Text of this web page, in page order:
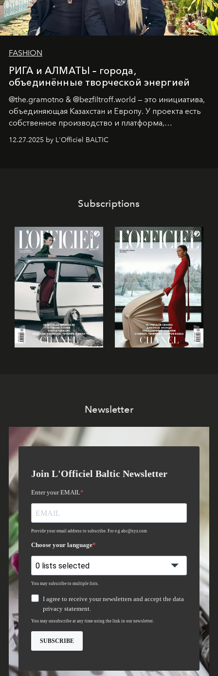
FASHION
РИГА и АЛМАТЫ – города,
объединённые творческой энергией
@the.gramotno & @bezfiltroff.world — это инициатива,
объединяющая Казахстан и Европу. У проекта есть
собственное производство и платформа,
предоставляющая возможности, поддержку и
решения для дизайнеров и молодых брендов.
12.27.2025 by L'Officiel BALTIC
Subscriptions
Newsletter